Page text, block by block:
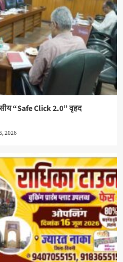
“Safe Click 2.0” वृहद
2026